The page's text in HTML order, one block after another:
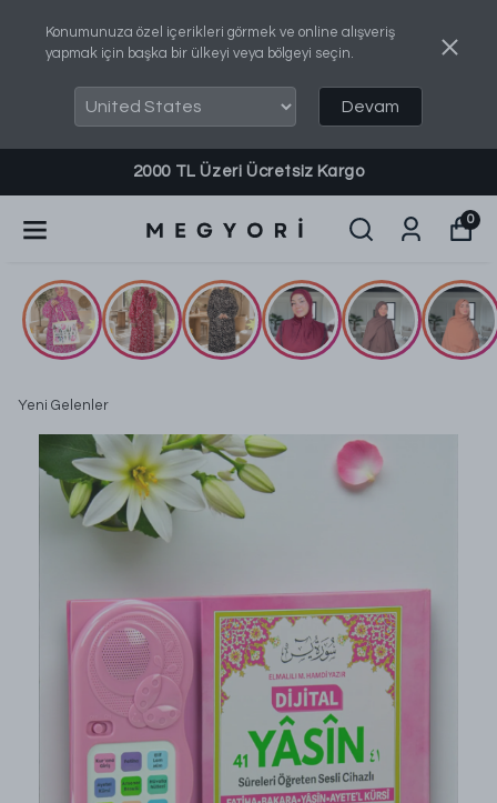
Konumunuza özel içerikleri görmek ve online alışveriş
yapmak için başka bir ülkeyi veya bölgeyi seçin.
Devam
Sipariş, Bilgi ve Destek Almak İçin: 0540 737 8460
0
Yeni Gelenler